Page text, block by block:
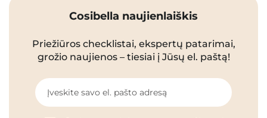
Cosibella naujienlaiškis
Priežiūros checklistai, ekspertų patarimai,
grožio naujienos – tiesiai į Jūsų el. paštą!
Įveskite savo el. pašto adresą